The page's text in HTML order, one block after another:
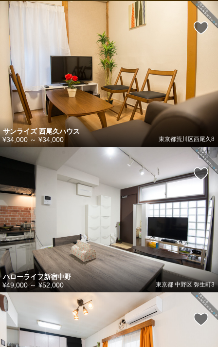
サンライズ 西尾久ハウス
東京都荒川区西尾久8
¥34,000 ～ ¥34,000
ハローライフ新宿中野
東京都 中野区 弥生町3
¥49,000～ ¥52,000